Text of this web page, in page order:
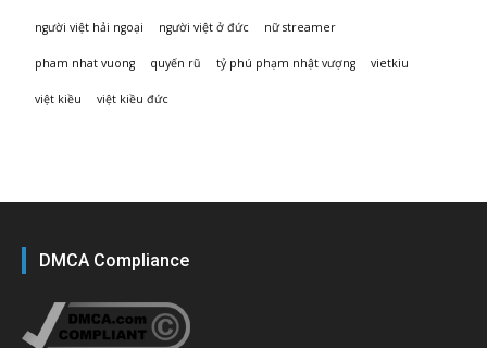
người việt hải ngoại người việt ở đức nữ streamer
pham nhat vuong quyến rũ tỷ phú phạm nhật vượng vietkiu
việt kiều việt kiều đức
DMCA Compliance